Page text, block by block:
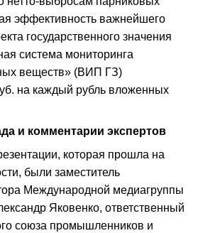
эффективность важнейшего
государственного значения
система мониторинга
веществ» (ВИП ГЗ)
на каждый рубль вложенных
и комментарии экспертов
которая прошла на
были заместитель
Международной медиагруппы
Яковенко, ответственный
союза промышленников и